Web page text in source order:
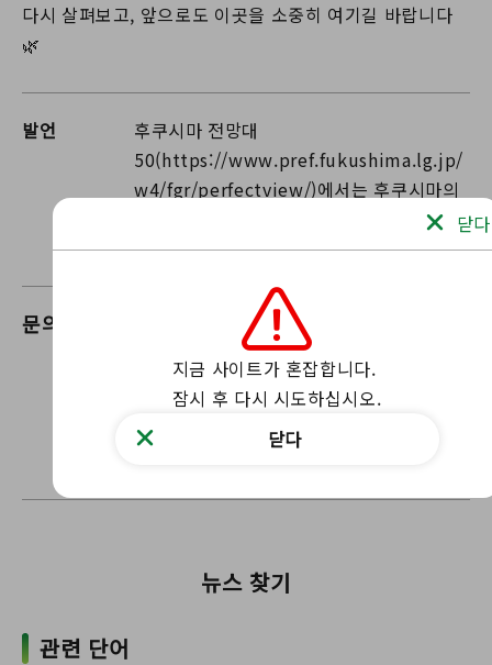
다시 살펴보고, 앞으로도 이곳을 소중히 여기길 바랍니다
🌿
발언
후쿠시마 전망대
50(https://www.pref.fukushima.lg.jp/
w4/fgr/perfectview/)에서는 후쿠시마의
멋진 경치를 소개합니다! ✨ 다가오는 시즌
에 꼭 방문해 주세요.
문의
후쿠시마자연보전과
우리의 웹 사이트를 통해 저희에게 연락하십
문의 양식
뉴스 찾기
관련 단어
닫다
지금 사이트가 혼잡합니다.
잠시 후 다시 시도하십시오.
닫다